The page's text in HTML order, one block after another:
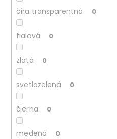
číra transparentná 0
fialová 0
zlatá 0
svetlozelená 0
čierna 0
medená 0